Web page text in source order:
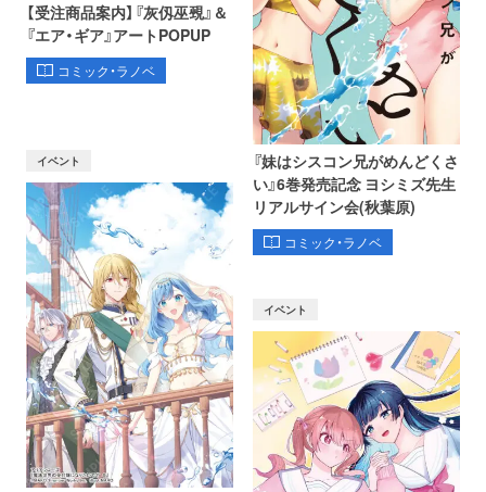
【受注商品案内】『灰仭巫覡』＆
『エア・ギア』アートPOPUP
コミック・ラノベ
『妹はシスコン兄がめんどくさ
い』6巻発売記念 ヨシミズ先生
リアルサイン会(秋葉原)
コミック・ラノベ
イベント
イベント